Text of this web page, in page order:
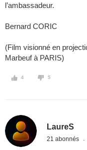
l’ambassadeur.
Bernard CORIC
(Film visionné en
Marbeuf à PARIS)
4 5
LaureS
21 abonnés